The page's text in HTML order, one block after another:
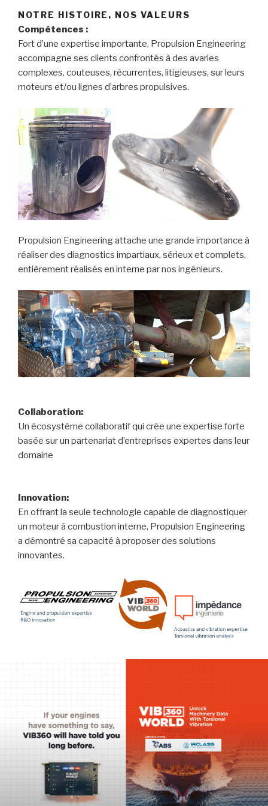
NOTRE HISTOIRE, NOS VALEURS
Compétences :
Fort d’une expertise importante, Propulsion Engineering
accompagne ses clients confrontés à des avaries
complexes, couteuses, récurrentes, litigieuses, sur leurs
moteurs et/ou lignes d’arbres propulsives.
Propulsion Engineering attache une grande importance à
réaliser des diagnostics impartiaux, sérieux et complets,
entièrement réalisés en interne par nos ingénieurs.
Collaboration:
Un écosystème collaboratif qui crée une expertise forte
basée sur un partenariat d’entreprises expertes dans leur
domaine
Innovation:
En offrant la seule technologie capable de diagnostiquer
un moteur à combustion interne, Propulsion Engineering
a démontré sa capacité à proposer des solutions
innovantes.